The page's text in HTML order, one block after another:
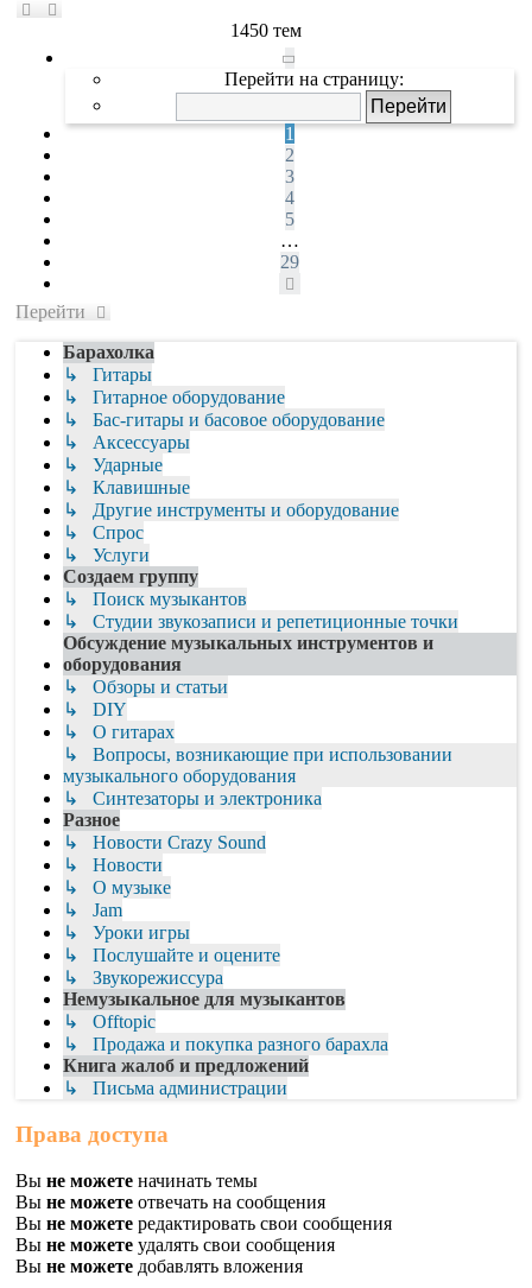
1450 тем
Страница
1
из
29
Перейти на страницу:
1
2
3
4
5
…
29
Перейти
Барахолка
↳ Гитары
↳ Гитарное оборудование
↳ Бас-гитары и басовое оборудование
↳ Аксессуары
↳ Ударные
↳ Клавишные
↳ Другие инструменты и оборудование
↳ Спрос
↳ Услуги
Создаем группу
↳ Поиск музыкантов
↳ Студии звукозаписи и репетиционные точки
Обсуждение музыкальных инструментов и
оборудования
↳ Обзоры и статьи
↳ DIY
↳ О гитарах
↳ Вопросы, возникающие при использовании
музыкального оборудования
↳ Синтезаторы и электроника
Разное
↳ Новости Crazy Sound
↳ Новости
↳ О музыке
↳ Jam
↳ Уроки игры
↳ Послушайте и оцените
↳ Звукорежиссура
Немузыкальное для музыкантов
↳ Offtopic
↳ Продажа и покупка разного барахла
Книга жалоб и предложений
↳ Письма администрации
Права доступа
Вы не можете начинать темы
Вы не можете отвечать на сообщения
Вы не можете редактировать свои сообщения
Вы не можете удалять свои сообщения
Вы не можете добавлять вложения